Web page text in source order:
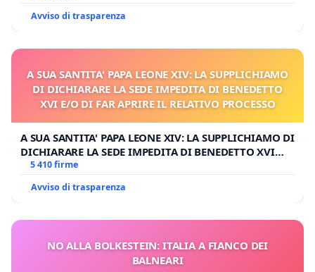
Avviso di trasparenza
A SUA SANTITA' PAPA LEONE XIV: LA SUPPLICHIAMO
DI DICHIARARE LA SEDE IMPEDITA DI BENEDETTO
XVI E/O DI FAR APRIRE IL RELATIVO PROCESSO
A SUA SANTITA' PAPA LEONE XIV: LA SUPPLICHIAMO DI
DICHIARARE LA SEDE IMPEDITA DI BENEDETTO XVI
E/O DI FAR APRIRE IL RELATIVO PROCESSO
5 410 firme
Avviso di trasparenza
NO ALLA BOLKESTEIN: ITALIA A FIANCO DEI
BALNEARI